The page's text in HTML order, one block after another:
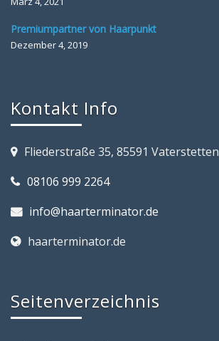
März 4, 2021
Premiumpartner von Haarpunkt
Dezember 4, 2019
Kontakt Info
Fliederstraße 35, 85591 Vaterstetten
08106 999 2264
info@haarterminator.de
haarterminator.de
Seitenverzeichnis